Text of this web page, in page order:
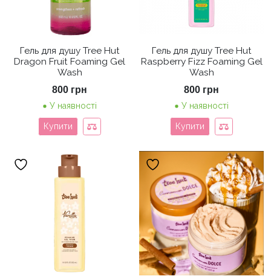
Гель для душу Tree Hut
Dragon Fruit Foaming Gel
Wash
800 грн
У наявності
Купити
Гель для душу Tree Hut
Raspberry Fizz Foaming Gel
Wash
800 грн
У наявності
Купити